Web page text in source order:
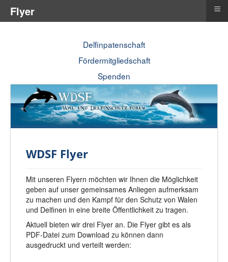
Delfinpatenschaft
Fördermitgliedschaft
Spenden
WDSF Flyer
Mit unseren Flyern möchten wir Ihnen die Möglichkeit
geben auf unser gemeinsames Anliegen aufmerksam
zu machen und den Kampf für den Schutz von Walen
und Delfinen in eine breite Öffentlichkeit zu tragen.
Aktuell bieten wir drei Flyer an. Die Flyer gibt es als
PDF-Datei zum Download zu können dann
ausgedruckt und verteilt werden:
Flyer ≡